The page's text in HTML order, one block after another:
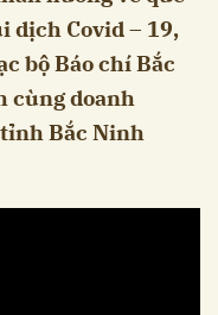
dịch Covid – 19,
bộ Báo chí Bắc
cùng doanh
Bắc Ninh